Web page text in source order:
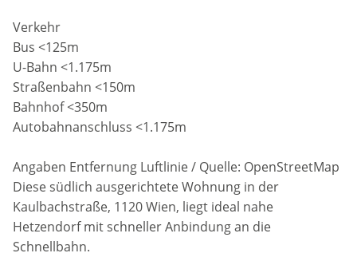
Verkehr
Bus <125m
U-Bahn <1.175m
Straßenbahn <150m
Bahnhof <350m
Autobahnanschluss <1.175m
Angaben Entfernung Luftlinie / Quelle: OpenStreetMap
Diese südlich ausgerichtete Wohnung in der
Kaulbachstraße, 1120 Wien, liegt ideal nahe
Hetzendorf mit schneller Anbindung an die
Schnellbahn.